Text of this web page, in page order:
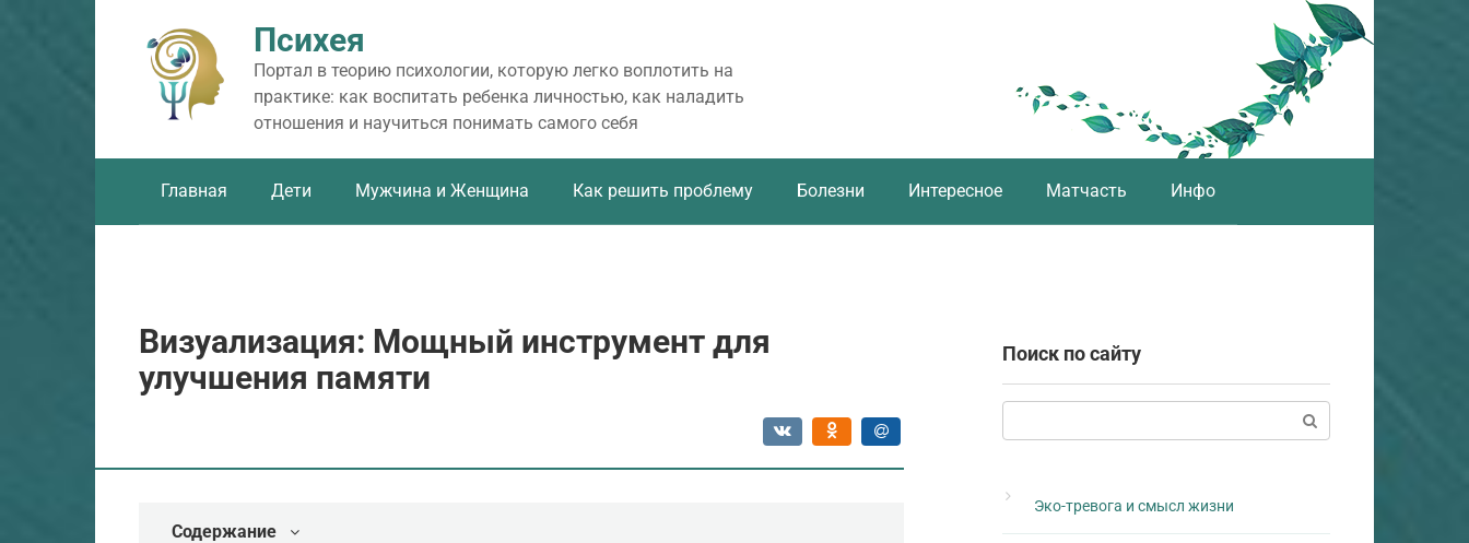
Психея
Портал в теорию психологии, которую легко воплотить на
практике: как воспитать ребенка личностью, как наладить
отношения и научиться понимать самого себя
Главная Дети Мужчина и Женщина Как решить проблему Болезни Интересное Матчасть Инфо
Визуализация: Мощный инструмент для
улучшения памяти
Содержание
Поиск по сайту
Эко-тревога и смысл жизни